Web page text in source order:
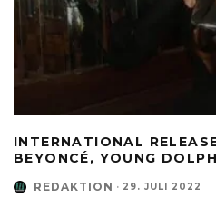
INTERNATIONAL
BEYONCÉ, YOUNG
REDAKTION · 29. JULI 2022